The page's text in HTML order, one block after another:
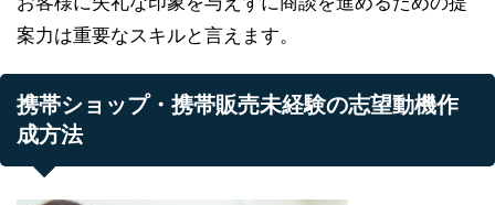
案力は重要なスキルと言えます。
携帯ショップ・携帯販売未経験の志望動機作
成方法